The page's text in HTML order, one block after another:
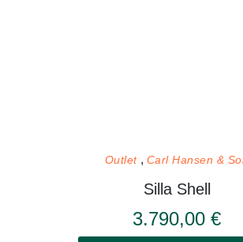
Outlet Carl Hansen &
Silla Shell
3.790,00 €